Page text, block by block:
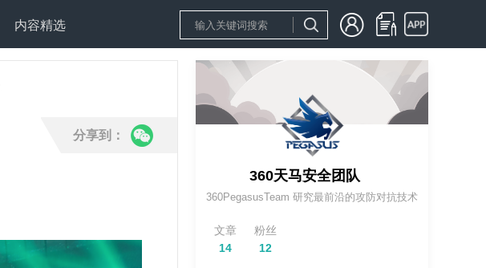
内容精选
分享到：
360天马安全团队
360PegasusTeam 研究最前沿的攻防对抗技术
文章
14
粉丝
12